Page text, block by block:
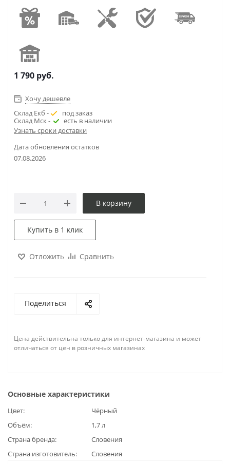
1 790 руб.
Хочу дешевле
Склад Екб -
под заказ
Склад Мск -
есть в наличии
Узнать сроки доставки
Дата обновления остатков
07.08.2026
В корзину
Купить в 1 клик
Отложить Сравнить
Поделиться
Цена действительна только для интернет-магазина и может
отличаться от цен в розничных магазинах
Основные характеристики
Цвет
Чёрный
Объём
1,7 л
Страна бренда
Словения
Страна изготовитель
Словения